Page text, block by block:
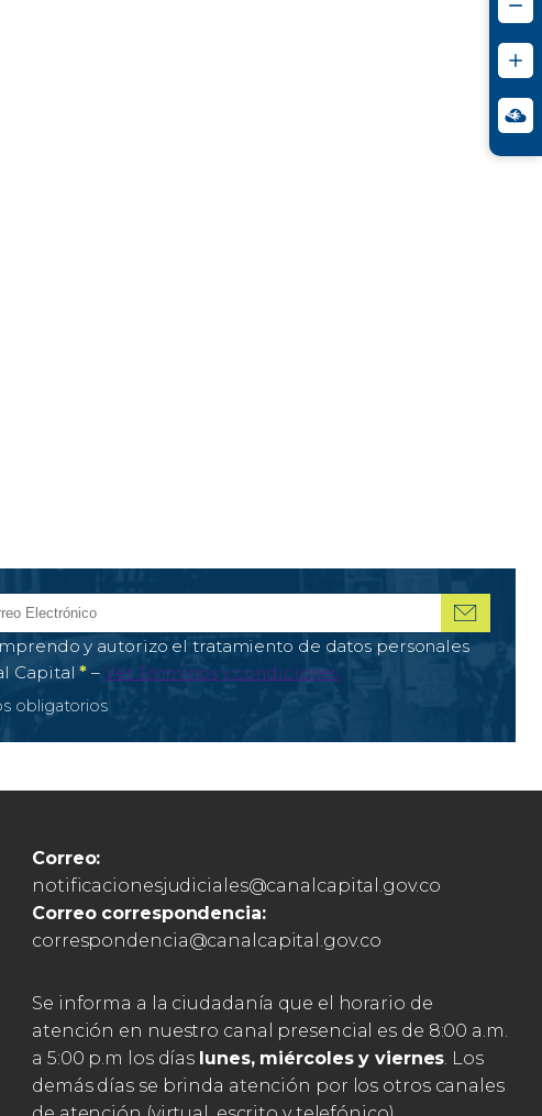
electrónico*
obligatorio
de tratamiento de datos personales
y autorizo el tratamiento de datos personales
Capital* – Campo obligatorio
Ver Términos y condiciones
obligatorios
Correo:
notificacionesjudiciales@canalcapital.gov.co
Correo correspondencia:
correspondencia@canalcapital.gov.co
Se informa a la ciudadanía que el horario de
atención en nuestro canal presencial es de 8:00 a.m.
a 5:00 p.m los días lunes, miércoles y viernes . Los
demás días se brinda atención por los otros canales